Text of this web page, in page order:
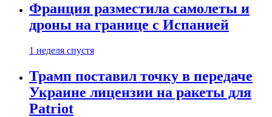
Франция разместила самолеты и
дроны на границе с Испанией
1 неделя спустя
Трамп поставил точку в передаче
Украине лицензии на ракеты для
Patriot